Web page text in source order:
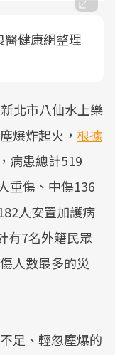
醫健康網整理
北市八仙水上樂
爆炸起火， 根據
病患總計519
重傷、中傷136
人安置加護病
有7名外籍民眾
人數最多的災
足、輕忽塵爆的